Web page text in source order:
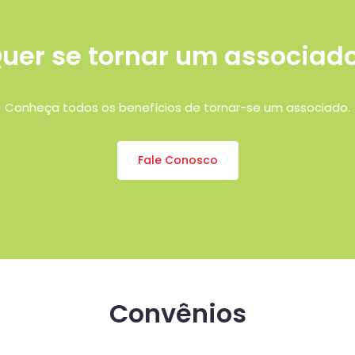
se tornar um
Conheça todos os benefícios de tornar-se um associado.
Fale Conosco
Convênios